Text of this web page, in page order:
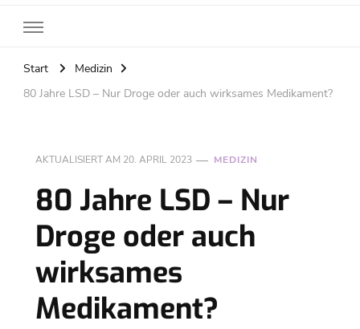
Start
Medizin
80 Jahre LSD – Nur Droge oder auch wirksames Medikament?
AKTUALISIERT AM 20. APRIL 2023 MEDIZIN
80 Jahre LSD – Nur
Droge oder auch
wirksames
Medikament?